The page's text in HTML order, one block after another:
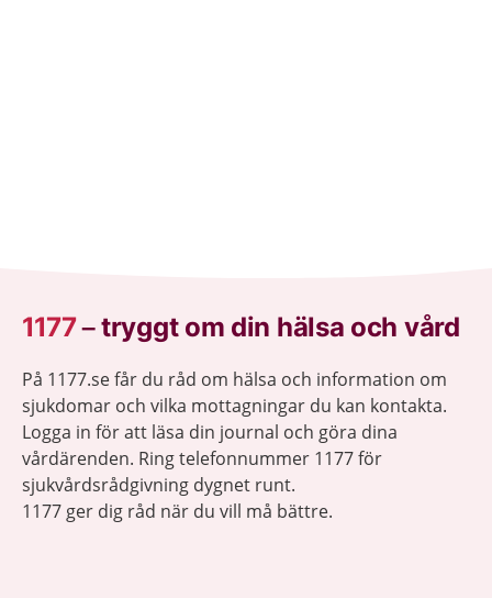
1177–tryggt om din hälsa och vård
På 1177.se får du råd om hälsa och information om
sjukdomar och vilka mottagningar du kan kontakta.
Logga in för att läsa din journal och göra dina
vårdärenden. Ring telefonnummer 1177 för
sjukvårdsrådgivning dygnet runt.
1177 ger dig råd när du vill må bättre.